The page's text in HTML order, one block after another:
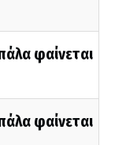
φαίνεται
φαίνεται